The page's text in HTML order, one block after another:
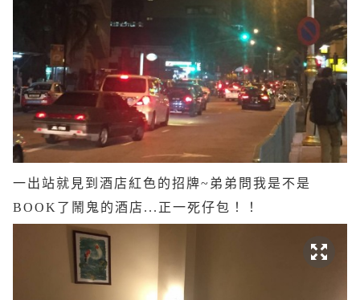
一出站就見到酒店紅色的招牌~弟弟問我是不是
BOOK了鬧鬼的酒店...正一死仔包！！